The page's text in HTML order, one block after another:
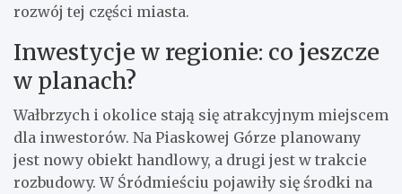
rozwój tej części miasta.
Inwestycje w regionie: co jeszcze
w planach?
Wałbrzych i okolice stają się atrakcyjnym miejscem
dla inwestorów. Na Piaskowej Górze planowany
jest nowy obiekt handlowy, a drugi jest w trakcie
rozbudowy. W Śródmieściu pojawiły się środki na